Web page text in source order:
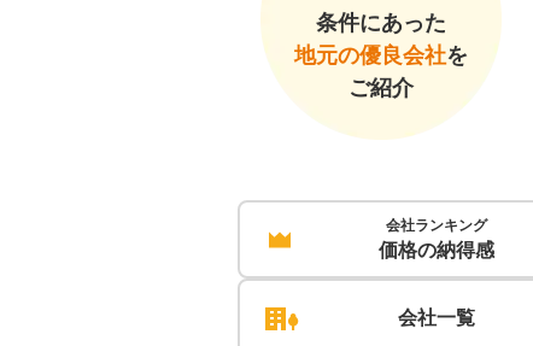
条件にあった
地元の優良会社を
ご紹介
会社ランキング
価格の納得感
会社一覧